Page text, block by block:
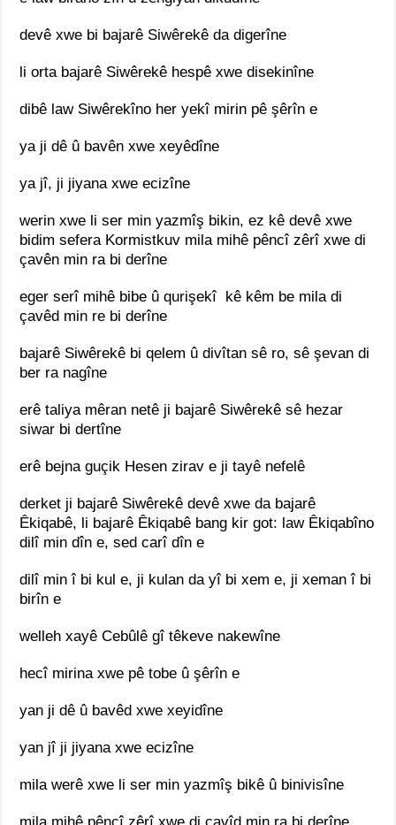
devê xwe bi bajarê Siwêrekê da digerîne
li orta bajarê Siwêrekê hespê xwe disekinîne
dibê law Siwêrekîno her yekî mirin pê şêrîn e
ya ji dê û bavên xwe xeyêdîne
ya jî, ji jiyana xwe ecizîne
werin xwe li ser min yazmîş bikin, ez kê devê xwe
bidim sefera Kormistkuv mila mihê pêncî zêrî xwe di
çavên min ra bi derîne
eger serî mihê bibe û qurişekî kê kêm be mila di
çavêd min re bi derîne
bajarê Siwêrekê bi qelem û divîtan sê ro, sê şevan di
ber ra nagîne
erê taliya mêran netê ji bajarê Siwêrekê sê hezar
siwar bi dertîne
erê bejna guçik Hesen zirav e ji tayê nefelê
derket ji bajarê Siwêrekê devê xwe da bajarê
Êkiqabê, li bajarê Êkiqabê bang kir got: law Êkiqabîno
dilî min dîn e, sed carî dîn e
dilî min î bi kul e, ji kulan da yî bi xem e, ji xeman î bi
birîn e
welleh xayê Cebûlê gî têkeve nakewîne
hecî mirina xwe pê tobe û şêrîn e
yan ji dê û bavêd xwe xeyidîne
yan jî ji jiyana xwe ecizîne
mila werê xwe li ser min yazmîş bikê û binivisîne
mila mihê pêncî zêrî xwe di çavîd min ra bi derîne